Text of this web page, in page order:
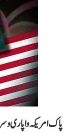
پاک امریکہ واپاری و